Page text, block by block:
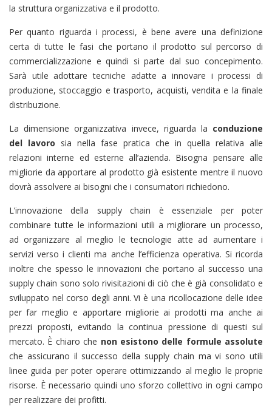
la struttura organizzativa e il prodotto.
Per quanto riguarda i processi, è bene avere una definizione
certa di tutte le fasi che portano il prodotto sul percorso di
commercializzazione e quindi si parte dal suo concepimento.
Sarà utile adottare tecniche adatte a innovare i processi di
produzione, stoccaggio e trasporto, acquisti, vendita e la finale
distribuzione.
La dimensione organizzativa invece, riguarda la conduzione
del lavoro sia nella fase pratica che in quella relativa alle
relazioni interne ed esterne all’azienda. Bisogna pensare alle
migliorie da apportare al prodotto già esistente mentre il nuovo
dovrà assolvere ai bisogni che i consumatori richiedono.
L’innovazione della supply chain è essenziale per poter
combinare tutte le informazioni utili a migliorare un processo,
ad organizzare al meglio le tecnologie atte ad aumentare i
servizi verso i clienti ma anche l’efficienza operativa. Si ricorda
inoltre che spesso le innovazioni che portano al successo una
supply chain sono solo rivisitazioni di ciò che è già consolidato e
sviluppato nel corso degli anni. Vi è una ricollocazione delle idee
per far meglio e apportare migliorie ai prodotti ma anche ai
prezzi proposti, evitando la continua pressione di questi sul
mercato. È chiaro che non esistono delle formule assolute
che assicurano il successo della supply chain ma vi sono utili
linee guida per poter operare ottimizzando al meglio le proprie
risorse. È necessario quindi uno sforzo collettivo in ogni campo
per realizzare dei profitti.